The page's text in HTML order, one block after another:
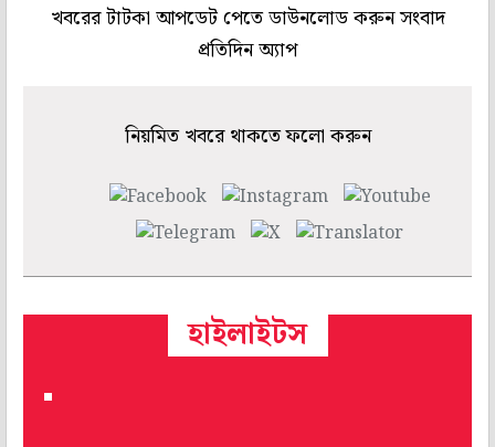
খবরের টাটকা আপডেট পেতে ডাউনলোড করুন সংবাদ
প্রতিদিন অ্যাপ
নিয়মিত খবরে থাকতে ফলো করুন
হাইলাইটস